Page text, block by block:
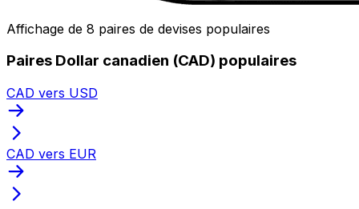
Affichage de 8 paires de devises populaires
Paires Dollar canadien (CAD) populaires
CAD vers USD
CAD vers EUR